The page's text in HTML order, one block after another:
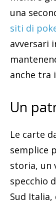
una
siti di
avversari
anche tra
Un
Le carte
semplice
storia, un
specchio
Sud